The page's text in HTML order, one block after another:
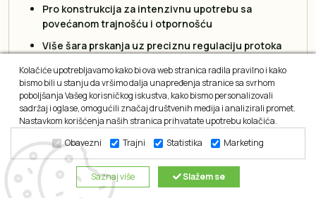
Pro konstrukcija za intenzivnu upotrebu sa
povećanom trajnošću i otpornošću
Više šara prskanja uz preciznu regulaciju protoka
Mekani detalji za siguran hvat i kontrolu čak i pri
mokrim rukama
Klik veza radi sa Aquastop konektorima za čistu
2.195,20 RSD
Kolačiće upotrebljavamo kako bi ova web stranica radila pravilno i kako
bismo bili u stanju da vršimo dalja unapređenja stranice sa svrhom
poboljšanja Vašeg korisničkog iskustva, kako bismo personalizovali
sadržaj i oglase, omogućili značaj društvenih medija i analizirali promet.
Nastavkom korišćenja naših stranica prihvatate upotrebu kolačića.
Obavezni
Trajni Statistika Marketing
Saznaj više Slažem se